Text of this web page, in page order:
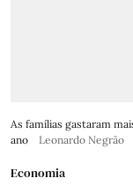
As famílias gastaram
ano
Leonardo Negrão
Economia